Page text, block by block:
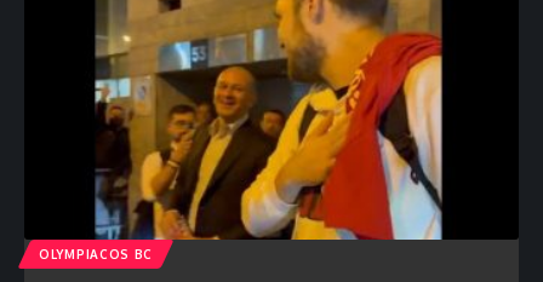
OLYMPIACOS BC